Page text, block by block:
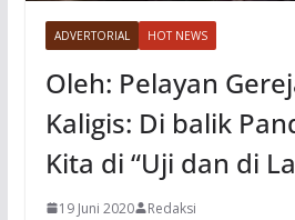
ADVERTORIAL HOT NEWS
Oleh: Pelayan
Kaligis: Di balik
Kita di “Uji dan di
19 Juni 2020 Redaksi